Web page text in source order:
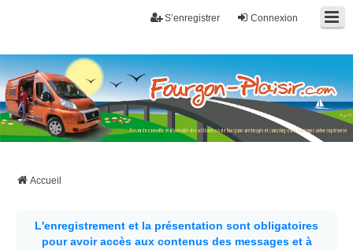
Connexion
S’enregistrer
Fourgon-plaisir.com
Forum de conseils et d'entraide des utilisateurs de fourgons, fourgons
aménagés, vans et de camping-car. Partagez votre expérience.
Accueil
L'enregistrement et la présentation sont obligatoires
pour avoir accès aux contenus des messages et à